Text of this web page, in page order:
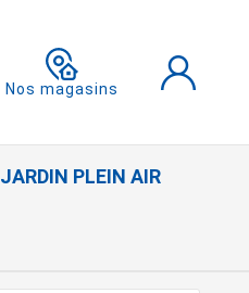
Nos magasins
JARDIN PLEIN AIR